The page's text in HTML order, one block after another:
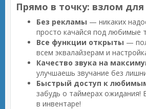
Прямо в точку: взлом
Без рекламы — никаких
просто качайся под любимые
Все функции открыты —
всем эквалайзерам и
Качество звука на
улучшаешь звучание без
Быстрый доступ к
забудь о таймерах ожидания!
в инвентаре!